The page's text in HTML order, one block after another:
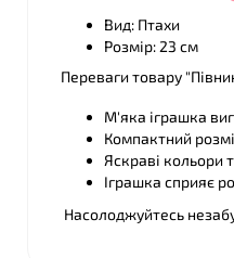
Вид: Птахи
Розмір: 23 см
Переваги товару
М'яка іграшка
Компактний
Яскраві кольори
Іграшка сприяє
Насолоджуйтесь